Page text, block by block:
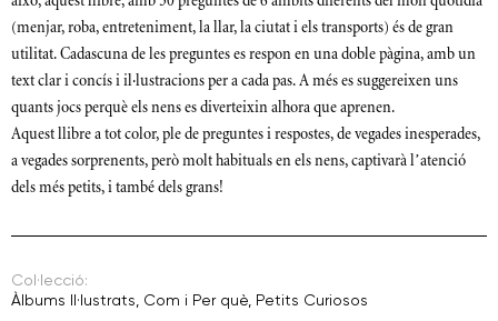
(menjar, roba, entreteniment, la llar, la ciutat i els transports) és de gran
utilitat. Cadascuna de les preguntes es respon en una doble pàgina, amb un
text clar i concís i il·lustracions per a cada pas. A més es suggereixen uns
quants jocs perquè els nens es diverteixin alhora que aprenen.
Aquest llibre a tot color, ple de preguntes i respostes, de vegades inesperades,
a vegades sorprenents, però molt habituals en els nens, captivarà l’atenció
dels més petits, i també dels grans!
Col·lecció:
Àlbums Il·lustrats, Com i Per què, Petits Curiosos